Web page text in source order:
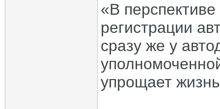
«В
регистрации
сразу же у
упрощает